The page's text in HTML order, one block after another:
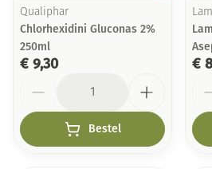
Qualiphar
Chlorhexidini Gluconas 2%
250ml
€ 9,30
Bestel
€